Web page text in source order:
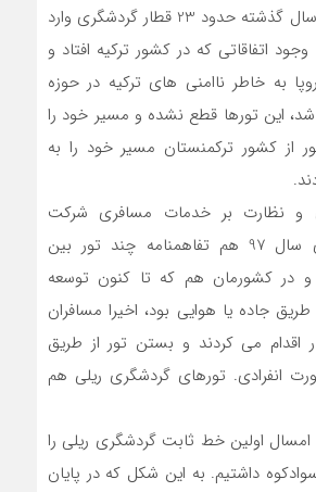
وی ادامه داد: در 2 سال گذشته حدود 23 قطار گردشگری وارد
اتفاقاتی که در کشور ترکیه افتاد و
به خاطر ناامنی های ترکیه در حوزه
این تورها قطع نشده و مسیر خود را
از کشور ترکمنستان مسیر خود را به
و نظارت بر خدمات مسافری شرکت
راه‌آهن گفت: برای سال 97 هم تفاهمنامه چند تور بین
و در کشورمان هم که تا کنون توسعه
جاده یا هوایی بود، اخیرا مسافران
اقدام می کردند و بستن تور از طریق
انفرادی. تورهای گردشگری ریلی هم
امسال اولین خط ثابت گردشگری ریلی را
داشتیم. به این شکل که در پایان